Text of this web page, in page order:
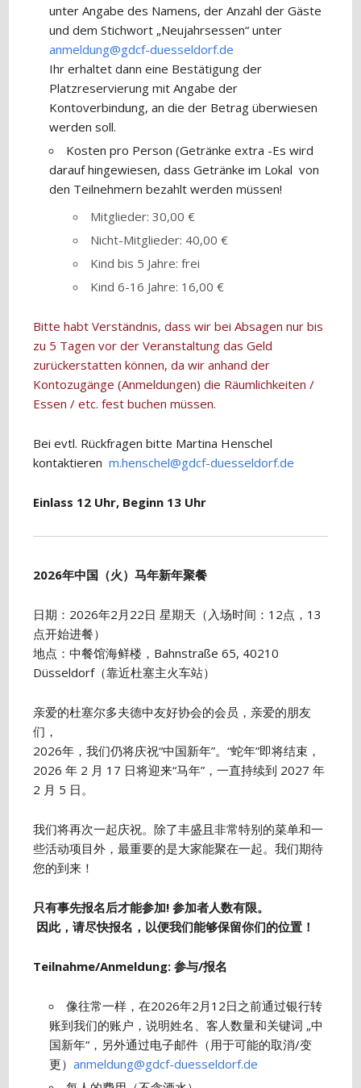
unter Angabe des Namens, der Anzahl der Gäste
und dem Stichwort „Neujahrsessen“ unter
anmeldung@gdcf-duesseldorf.de
Ihr erhaltet dann eine Bestätigung der
Platzreservierung mit Angabe der
Kontoverbindung, an die der Betrag überwiesen
werden soll.
Kosten pro Person (Getränke extra -Es wird
darauf hingewiesen, dass Getränke im Lokal von
den Teilnehmern bezahlt werden müssen!
Mitglieder: 30,00 €
Nicht-Mitglieder: 40,00 €
Kind bis 5 Jahre: frei
Kind 6-16 Jahre: 16,00 €
Bitte habt Verständnis, dass wir bei Absagen nur bis
zu 5 Tagen vor der Veranstaltung das Geld
zurückerstatten können, da wir anhand der
Kontozugänge (Anmeldungen) die Räumlichkeiten /
Essen / etc. fest buchen müssen.
Bei evtl. Rückfragen bitte Martina Henschel
kontaktierenm.henschel@gdcf-duesseldorf.de
Einlass 12 Uhr, Beginn 13 Uhr
2026年中国（火）马年新年聚餐
日期：2026年2月22日 星期天（入场时间：12点，13
点开始进餐）
地点：中餐馆海鲜楼，Bahnstraße 65, 40210
Düsseldorf（靠近杜塞主火车站）
亲爱的杜塞尔多夫德中友好协会的会员，亲爱的朋友
们，
2026年，我们仍将庆祝“中国新年”。“蛇年”即将结束，
2026 年 2 月 17 日将迎来“马年”，一直持续到 2027 年
2 月 5 日。
我们将再次一起庆祝。除了丰盛且非常特别的菜单和一
些活动项目外，最重要的是大家能聚在一起。我们期待
您的到来！
只有事先报名后才能参加!参加者人数有限。
因此，请尽快报名，以便我们能够保留你们的位置！
Teilnahme/Anmeldung: 参与/报名
像往常一样，在2026年2月12日之前通过银行转
账到我们的账户，说明姓名、客人数量和关键词 „中
国新年“，另外通过电子邮件（用于可能的取消/变
更）anmeldung@gdcf-duesseldorf.de